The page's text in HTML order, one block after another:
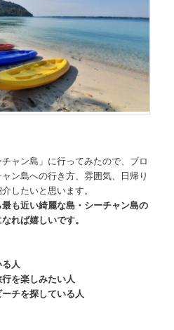
ャン島」 に行ってみたので、ブロ
ン島への行き方、雰囲気、日帰り
したいと思います。
も近い綺麗な島・シーチャン島の
れば嬉しいです。
人
を楽しみたい人
チを探している人